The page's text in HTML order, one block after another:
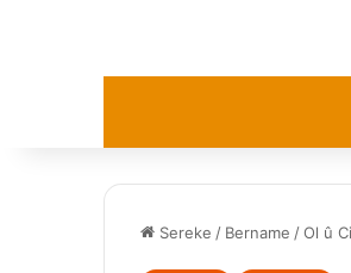
Sereke / Bername /Ol û